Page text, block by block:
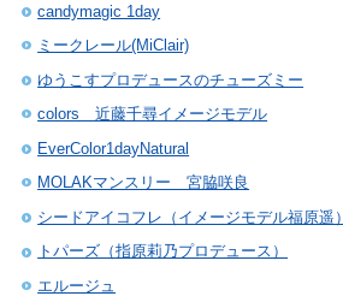
candymagic 1day
ミークレール(MiClair)
ゆうこすプロデュースのチューズミー
colors 近藤千尋イメージモデル
EverColor1dayNatural
MOLAKマンスリー 宮脇咲良
シードアイコフレ（イメージモデル福原遥）
トパーズ（指原莉乃プロデュース）
エルージュ